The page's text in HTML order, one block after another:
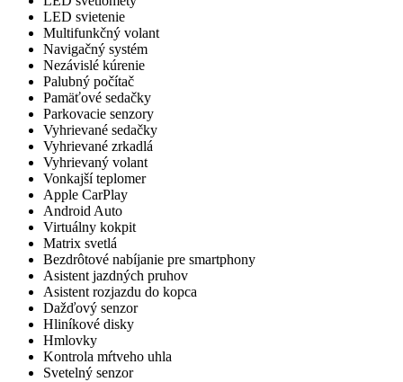
LED svietenie
Multifunkčný volant
Navigačný systém
Nezávislé kúrenie
Palubný počítač
Pamäťové sedačky
Parkovacie senzory
Vyhrievané sedačky
Vyhrievané zrkadlá
Vyhrievaný volant
Vonkajší teplomer
Apple CarPlay
Android Auto
Virtuálny kokpit
Matrix svetlá
Bezdrôtové nabíjanie pre smartphony
Asistent jazdných pruhov
Asistent rozjazdu do kopca
Dažďový senzor
Hliníkové disky
Hmlovky
Kontrola mŕtveho uhla
Svetelný senzor